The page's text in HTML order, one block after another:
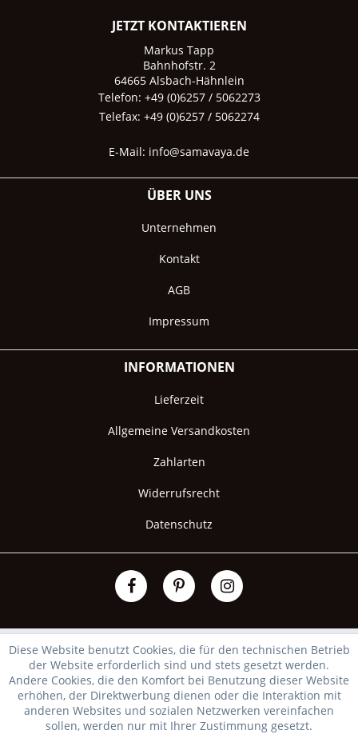
JETZT KONTAKTIEREN
Markus Tapp
Bahnhofstr. 2
64665 Alsbach-Hähnlein
Telefon: +49 (0)6257 / 5062273
Telefax: +49 (0)6257 / 5062274
E-Mail: info@samavaya.de
ÜBER UNS
Unternehmen
Kontakt
AGB
Impressum
INFORMATIONEN
Lieferzeit
Allgemeine Versandkosten
Zahlarten
Widerrufsrecht
Datenschutz
Diese Website benutzt Cookies, die für den technischen Betrieb
der Website erforderlich sind und stets gesetzt werden.
Andere Cookies, die den Komfort bei Benutzung dieser Website
erhöhen, der Direktwerbung dienen oder die Interaktion mit
anderen Websites und sozialen Netzwerken vereinfachen
sollen, werden nur mit Ihrer Zustimmung gesetzt.